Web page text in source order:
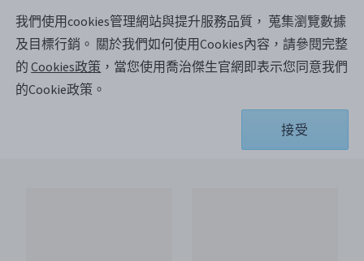
摧的愛，以及人與人之間互依互存的關係連結。設
計靈感來自母親與子女之間的親情羈絆，同時展現
手足、伴侶或朋友間密不可分的情感。賈桂琳‧芮
賓(Jacqueline Rabun)的情感與符號作品流露雋永美
感，非常適合作為傳家之寶，代代相傳。
我們使用cookies管理網站與提升服務品質， 蒐集瀏覽數據
及目標行銷。 關於我們如何使用Cookies內容，請參閱完整
的Cookies政策 ，當您使用喬治傑生官網即表示您同意我們
的Cookie政策。
接受